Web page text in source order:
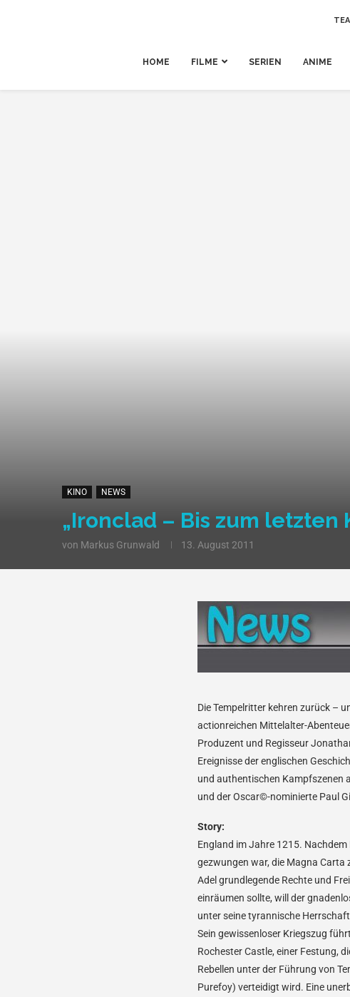
HOME FILME SERIEN ANIME
KINO NEWS
„Ironclad – Bis zum
von Markus Grunwald 13. August 2011
Die Tempelritter kehren zurück –
actionreichen Mittelalter-
Produzent und Regisseur
Ereignisse der englischen
und authentischen Kampfszenen
und der Oscar©-nominierte Paul
Story:
England im Jahre 1215.
gezwungen war, die Magna Carta
Adel grundlegende Rechte und
einräumen sollte, will der
unter seine tyrannische
Sein gewissenloser Kriegszug
Rochester Castle, einer Festung,
Rebellen unter der Führung von
Purefoy) verteidigt wird. Eine